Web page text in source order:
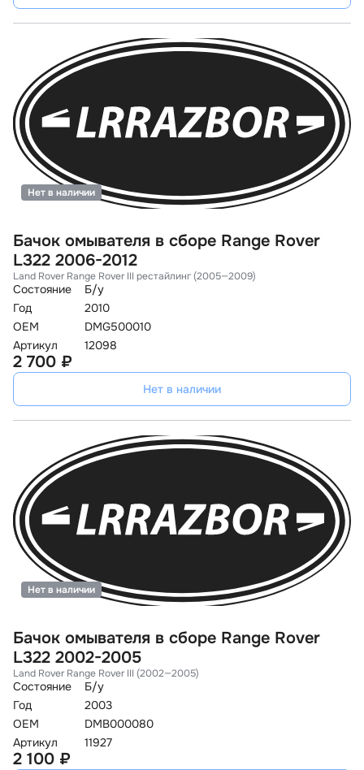
Бачок омывателя в сборе Range Rover
L322 2006-2012
Land Rover Range Rover III рестайлинг (2005—2009)
Состояние
Б/у
Год
2010
OEM
DMG500010
Артикул
12098
Нет в наличии
2 700 ₽
Нет в наличии
Бачок омывателя в сборе Range Rover
L322 2002-2005
Land Rover Range Rover III (2002—2005)
Состояние
Б/у
Год
2003
OEM
DMB000080
Артикул
11927
Нет в наличии
2 100 ₽